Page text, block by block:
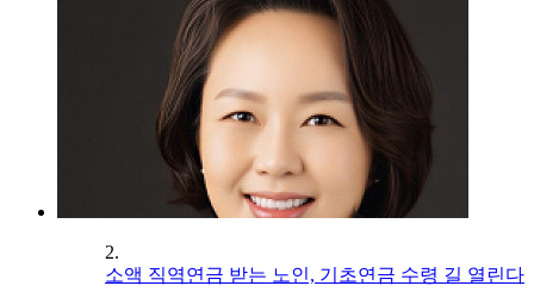
2.
소액 직역연금 받는 노인, 기초연금 수령 길 열린다